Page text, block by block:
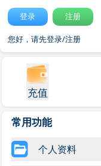
登录 注册
您好，请先登录/注册
充值
常用功能
个人资料